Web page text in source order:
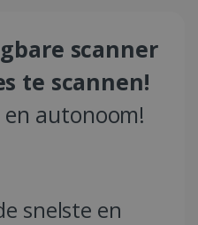
scanner
te scannen!
autonoom!
snelste en